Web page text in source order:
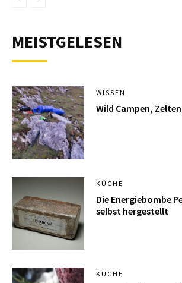
MEISTGELESEN
WISSEN
Wild Campen,
KÜCHE
Die Energiebombe
selbst hergestellt
KÜCHE